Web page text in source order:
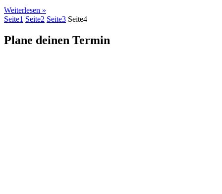
Weiterlesen »
Seite1 Seite2 Seite3 Seite4
Plane deinen Termin